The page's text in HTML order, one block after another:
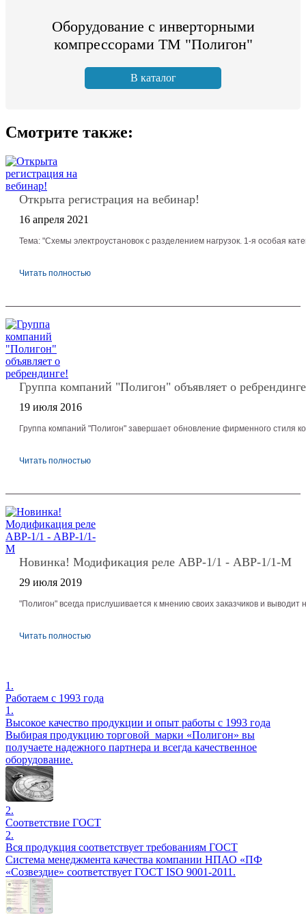
Оборудование с инверторными
компрессорами ТМ "Полигон"
В каталог
Смотрите также:
Открыта регистрация на вебинар!
16 апреля 2021
Тема: "Схемы электроустановок с разделением нагрузок. 1-я особая
Читать полностью
Группа компаний "Полигон" объявляет о
19 июля 2016
Группа компаний "Полигон" завершает обновление фирменного стиля
Читать полностью
Новинка! Модификация реле АВР-1/1 - АВР-1/1-М
29 июля 2019
"Полигон" всегда прислушивается к мнению своих заказчиков и
Читать полностью
1.
Работаем с 1993 года
1.
Высокое качество продукции и опыт работы с 1993 года
Выбирая продукцию торговой марки «Полигон» вы
получаете надежного партнера и всегда качественное
оборудование.
2.
Соответствие ГОСТ
2.
Вся продукция соответствует требованиям ГОСТ
Система менеджмента качества компании НПАО «ПФ
«Созвездие» соответствует ГОСТ ISO 9001-2011.